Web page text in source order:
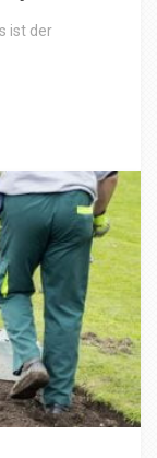
ist der